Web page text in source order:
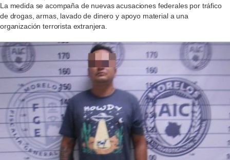
La medida se acompaña de nuevas acusaciones federales por tráfico
de drogas, armas, lavado de dinero y apoyo material a una
organización terrorista extranjera.